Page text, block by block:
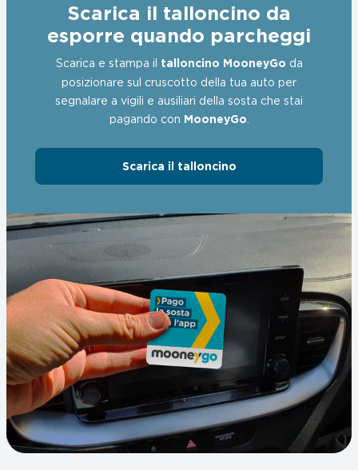
Scarica il talloncino da
esporre quando parcheggi
Scarica e stampa il talloncino MooneyGo da
posizionare sul cruscotto della tua auto per
segnalare a vigili e ausiliari della sosta che stai
pagando con MooneyGo.
Scarica il talloncino